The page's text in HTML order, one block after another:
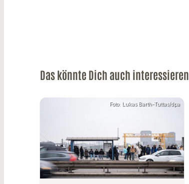
Das könnte Dich auch interessieren
Foto: Lukas Barth-Tuttas/dpa